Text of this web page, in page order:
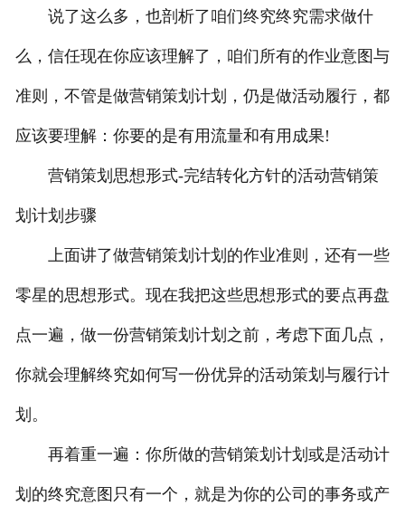
说了这么多，也剖析了咱们终究终究需求做什
么，信任现在你应该理解了，咱们所有的作业意图与
准则，不管是做营销策划计划，仍是做活动履行，都
应该要理解：你要的是有用流量和有用成果!
营销策划思想形式-完结转化方针的活动营销策
划计划步骤
上面讲了做营销策划计划的作业准则，还有一些
零星的思想形式。现在我把这些思想形式的要点再盘
点一遍，做一份营销策划计划之前，考虑下面几点，
你就会理解终究如何写一份优异的活动策划与履行计
划。
再着重一遍：你所做的营销策划计划或是活动计
划的终究意图只有一个，就是为你的公司的事务或产